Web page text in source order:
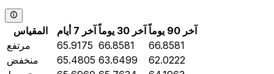
المقياس آخر 7 أيام آخر 30 يوماً
آخر 90 يوماً
مرتفع
65.9175 66.8581
66.8581
منخفض
65.4805 63.6499
62.0222